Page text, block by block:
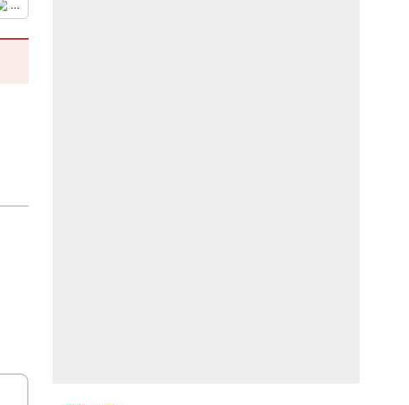
...